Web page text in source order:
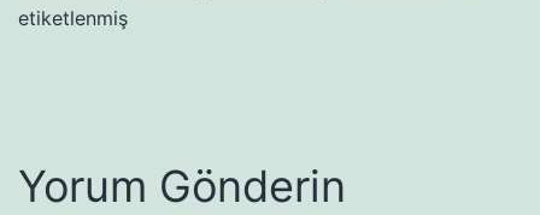
etiketlenmiş
Yorum Gönderin